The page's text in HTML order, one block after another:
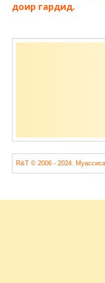
доир гардид.
Содержимое
R&T © 2006 - 2024.